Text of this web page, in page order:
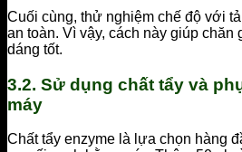
Cuối cùng, thử nghiệm chế độ với
an toàn. Vì vậy, cách này giúp chăn
dáng tốt.
3.2. Sử dụng chất tẩy và
máy
Chất tẩy enzyme là lựa chọn hàng